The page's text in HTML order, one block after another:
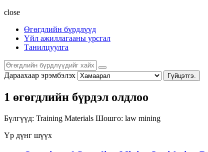
close
Өгөгдлийн бүрдлүүд
Үйл ажиллагааны урсгал
Танилцуулга
Дараахаар эрэмбэлэх Гүйцэтгэ.
1 өгөгдлийн бүрдэл олдлоо
Бүлгүүд: Training Materials Шошго: law mining
Үр дүнг шүүх